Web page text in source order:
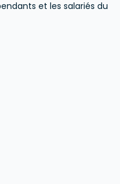
et les salariés du